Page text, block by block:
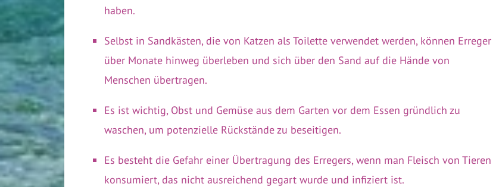
haben.
Selbst in Sandkästen, die von Katzen als Toilette verwendet werden, können Erreger
über Monate hinweg überleben und sich über den Sand auf die Hände von
Menschen übertragen.
Es ist wichtig, Obst und Gemüse aus dem Garten vor dem Essen gründlich zu
waschen, um potenzielle Rückstände zu beseitigen.
Es besteht die Gefahr einer Übertragung des Erregers, wenn man Fleisch von Tieren
konsumiert, das nicht ausreichend gegart wurde und infiziert ist.